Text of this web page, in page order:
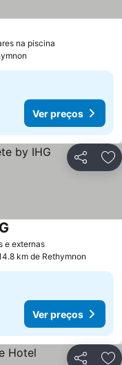
na piscina
Ver preços
Partilhar
e externas
km de Rethymnon
Ver preços